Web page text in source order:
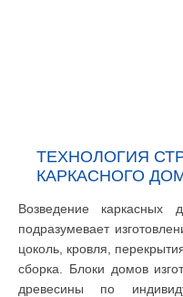
ТЕХНОЛОГИЯ
КАРКАСНОГО
Возведение каркасных
подразумевает
цоколь, кровля,
сборка. Блоки домов
древесины по